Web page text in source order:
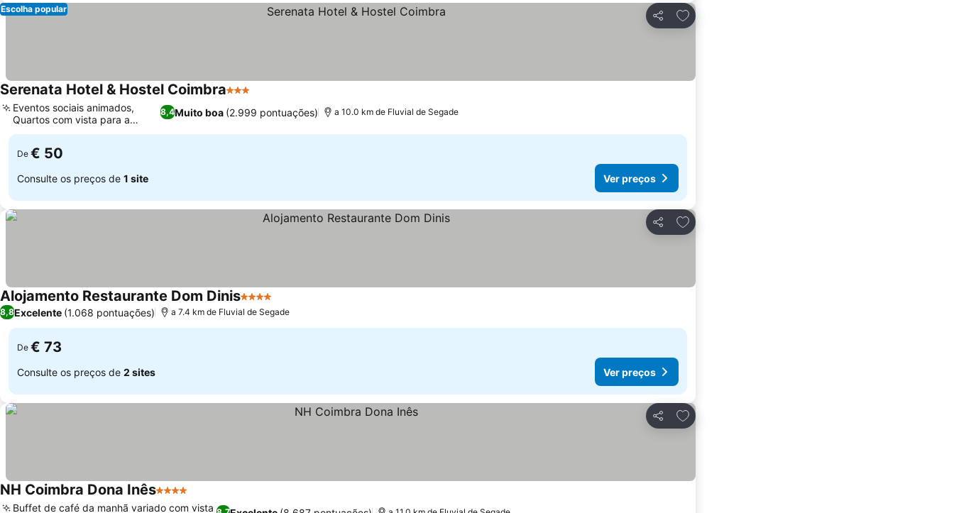
Partilhar
Adicionar aos favoritos
Escolha popular
Serenata Hotel & Hostel Coimbra3 Estrelas
8,4Muito boa (2.999 pontuações)
Eventos sociais animados,
Quartos com vista para a
catedral
a 10.0 km de Fluvial de Segade
De € 50
Consulte os preços de 1 site Ver preços
Partilhar
Adicionar aos favoritos
Alojamento Restaurante Dom Dinis4 Estrelas
8,8Excelente (1.068 pontuações) a 7.4 km de Fluvial de Segade
De € 73
Consulte os preços de 2 sites Ver preços
Partilhar
Adicionar aos favoritos
NH Coimbra Dona Inês4 Estrelas
Buffet de café da manhã variado com vista